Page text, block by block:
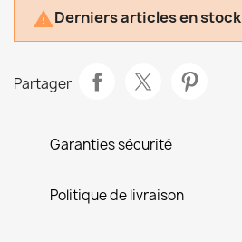
Derniers articles en stock
Partager
Garanties sécurité
Politique de livraison